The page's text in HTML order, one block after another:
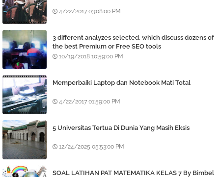
4/22/2017 03:08:00 PM
3 different analyzes selected, which discuss dozens of
the best Premium or Free SEO tools
10/19/2018 10:59:00 PM
Memperbaiki Laptop dan Notebook Mati Total
4/22/2017 01:59:00 PM
5 Universitas Tertua Di Dunia Yang Masih Eksis
12/24/2025 05:53:00 PM
SOAL LATIHAN PAT MATEMATIKA KELAS 7 By Bimbel